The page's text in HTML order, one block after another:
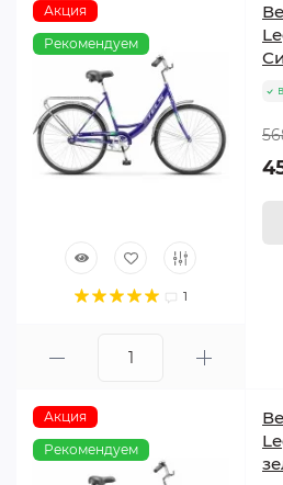
Акция
Рекомендуем
1
Акция
Рекомендуем